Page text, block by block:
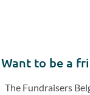
Want to be a
The Fundraisers